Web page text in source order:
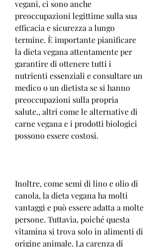
vegani, ci sono anche
preoccupazioni legittime sulla sua
efficacia e sicurezza a lungo
termine. È importante pianificare
la dieta vegana attentamente per
garantire di ottenere tutti i
nutrienti essenziali e consultare un
medico o un dietista se si hanno
preoccupazioni sulla propria
salute., altri come le alternative di
carne vegana e i prodotti biologici
possono essere costosi.
Inoltre, come semi di lino e olio di
canola, la dieta vegana ha molti
vantaggi e può essere adatta a molte
persone. Tuttavia, poiché questa
vitamina si trova solo in alimenti di
origine animale. La carenza di